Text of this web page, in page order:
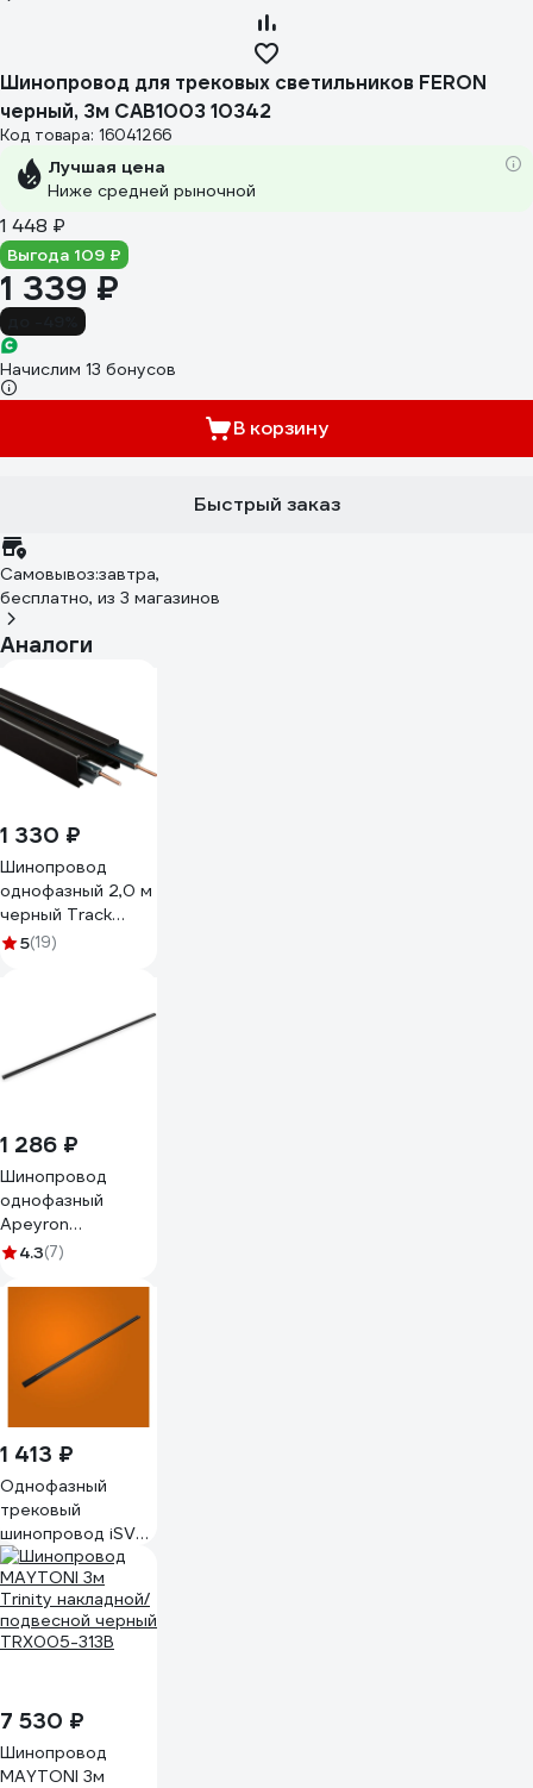
Шинопровод для трековых светильников FERON
черный, 3м CAB1003 10342
Код товара: 16041266
Лучшая цена
Ниже средней рыночной
1 448 ₽
Выгода 109 ₽
1 339 ₽
Начислим 13 бонусов
В корзину
Быстрый заказ
Самовывоз:завтра,
бесплатно, из 3 магазинов
Аналоги
1 330 ₽
Шинопровод
однофазный 2,0 м
черный Track
single-phase 2m
5(19)
1 286 ₽
Шинопровод
однофазный
Apeyron
накладной/
4.3(7)
1 413 ₽
Однофазный
трековый
шинопровод iSVET
черный, TRK-RAIL,
шина трек 2 м
TRK-RAIL-2-2
7 530 ₽
Шинопровод
MAYTONI 3м